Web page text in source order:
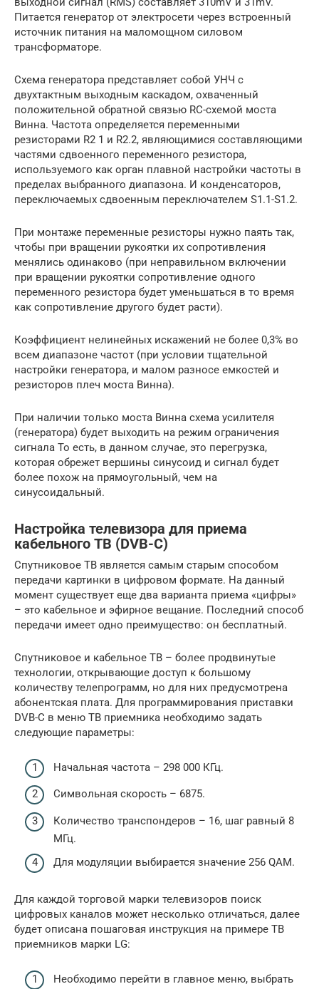
Питается генератор от электросети через встроенный
источник питания на маломощном силовом
трансформаторе.
Схема генератора представляет собой УНЧ с
двухтактным выходным каскадом, охваченный
положительной обратной связью RC-схемой моста
Винна. Частота определяется переменными
резисторами R2 1 и R2.2, являющимися составляющими
частями сдвоенного переменного резистора,
используемого как орган плавной настройки частоты в
пределах выбранного диапазона. И конденсаторов,
переключаемых сдвоенным переключателем S1.1-S1.2.
При монтаже переменные резисторы нужно паять так,
чтобы при вращении рукоятки их сопротивления
менялись одинаково (при неправильном включении
при вращении рукоятки сопротивление одного
переменного резистора будет уменьшаться в то время
как сопротивление другого будет расти).
Коэффициент нелинейных искажений не более 0,3% во
всем диапазоне частот (при условии тщательной
настройки генератора, и малом разносе емкостей и
резисторов плеч моста Винна).
При наличии только моста Винна схема усилителя
(генератора) будет выходить на режим ограничения
сигнала То есть, в данном случае, это перегрузка,
которая обрежет вершины синусоид и сигнал будет
более похож на прямоугольный, чем на
синусоидальный.
Настройка телевизора для приема
кабельного ТВ (DVB-C)
Спутниковое ТВ является самым старым способом
передачи картинки в цифровом формате. На данный
момент существует еще два варианта приема «цифры»
– это кабельное и эфирное вещание. Последний способ
передачи имеет одно преимущество: он бесплатный.
Спутниковое и кабельное ТВ – более продвинутые
технологии, открывающие доступ к большому
количеству телепрограмм, но для них предусмотрена
абонентская плата. Для программирования приставки
DVB-C в меню ТВ приемника необходимо задать
следующие параметры:
Начальная частота – 298 000 КГц.
Символьная скорость – 6875.
Количество транспондеров – 16, шаг равный 8
МГц.
Для модуляции выбирается значение 256 QAM.
Для каждой торговой марки телевизоров поиск
цифровых каналов может несколько отличаться, далее
будет описана пошаговая инструкция на примере ТВ
приемников марки LG:
Необходимо перейти в главное меню, выбрать